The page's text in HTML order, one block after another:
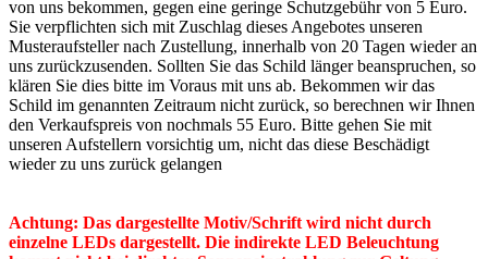
von uns bekommen, gegen eine geringe Schutzgebühr von 5 Euro.
Sie verpflichten sich mit Zuschlag dieses Angebotes unseren
Musteraufsteller nach Zustellung, innerhalb von 20 Tagen wieder an
uns zurückzusenden. Sollten Sie das Schild länger beanspruchen, so
klären Sie dies bitte im Voraus mit uns ab. Bekommen wir das
Schild im genannten Zeitraum nicht zurück, so berechnen wir Ihnen
den Verkaufspreis von nochmals 55 Euro. Bitte gehen Sie mit
unseren Aufstellern vorsichtig um, nicht das diese Beschädigt
wieder zu uns zurück gelangen
Achtung: Das dargestellte Motiv/Schrift wird nicht durch
einzelne LEDs dargestellt. Die indirekte LED Beleuchtung